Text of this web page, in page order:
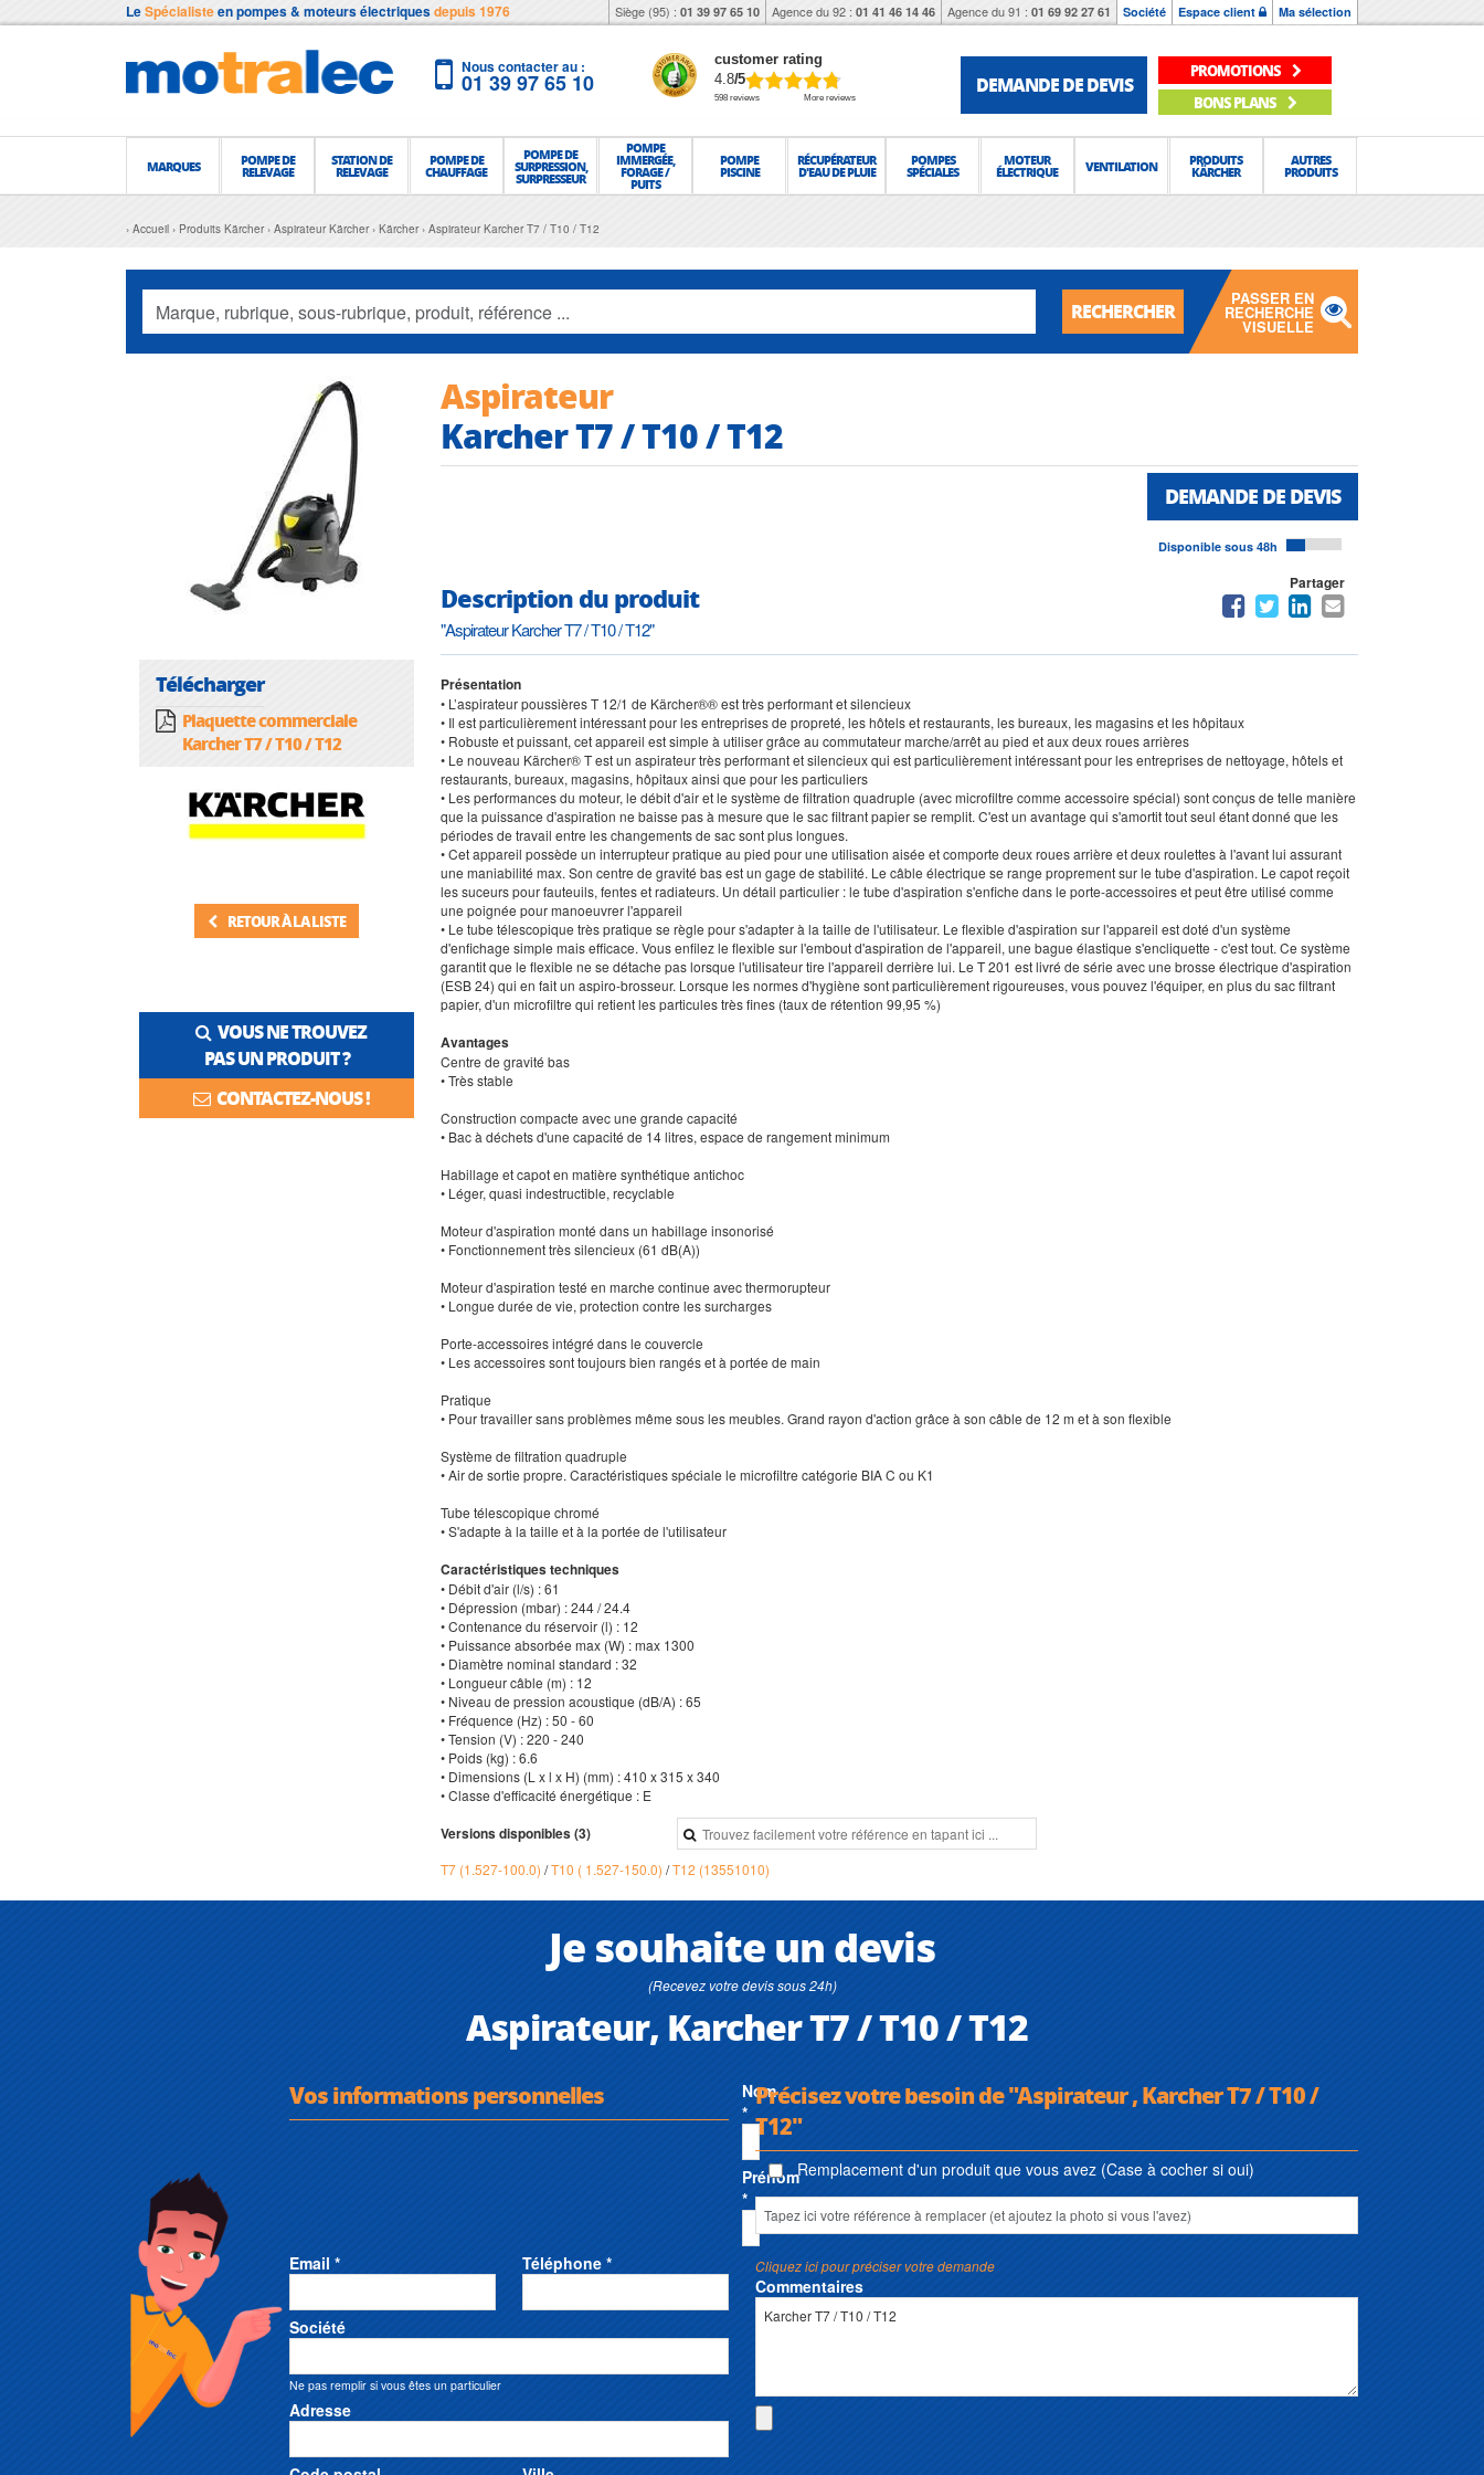
LeSpécialisteen pompes & moteurs électriquesdepuis 1976 Siège (95) : 01 39 97 65 10 Agence du 92 : 01 41 46 14 46 Agence du 91 : 01 69 92 27 61 Société Espace client Ma sélection
Nous contacter au :
01 39 97 65 10
customer rating
4.8/5
598 reviews More reviews
DEMANDE DE DEVIS
PROMOTIONS
BONS PLANS
MARQUES POMPE DE
RELEVAGE
STATION DE
RELEVAGE
POMPE DE
CHAUFFAGE
POMPE DE
SURPRESSION,
SURPRESSEUR
POMPE
IMMERGÉE,
FORAGE /
PUITS
POMPE
PISCINE
RÉCUPÉRATEUR
D'EAU DE PLUIE
POMPES
SPÉCIALES
MOTEUR
ÉLECTRIQUE VENTILATION PRODUITS
KÄRCHER
AUTRES
PRODUITS
Accueil Produits Kärcher Aspirateur Kärcher Kärcher Aspirateur Karcher T7 / T10 / T12
RECHERCHER
PASSER EN
RECHERCHE
VISUELLE
Télécharger
Plaquette commerciale
Karcher T7 / T10 / T12
RETOUR À LA LISTE
VOUS NE TROUVEZ
PAS UN PRODUIT ?
CONTACTEZ-NOUS !
Aspirateur
Karcher T7 / T10 / T12
DEMANDE DE DEVIS
Disponible sous 48h
Description du produit
"Aspirateur Karcher T7 / T10 / T12"
Partager
Présentation
• L’aspirateur poussières T 12/1 de Kärcher®® est très performant et silencieux
• Il est particulièrement intéressant pour les entreprises de propreté, les hôtels et restaurants, les bureaux, les magasins et les hôpitaux
• Robuste et puissant, cet appareil est simple à utiliser grâce au commutateur marche/arrêt au pied et aux deux roues arrières
• Le nouveau Kärcher® T est un aspirateur très performant et silencieux qui est particulièrement intéressant pour les entreprises de nettoyage, hôtels et
restaurants, bureaux, magasins, hôpitaux ainsi que pour les particuliers
• Les performances du moteur, le débit d'air et le système de filtration quadruple (avec microfiltre comme accessoire spécial) sont conçus de telle manière
que la puissance d'aspiration ne baisse pas à mesure que le sac filtrant papier se remplit. C'est un avantage qui s'amortit tout seul étant donné que les
périodes de travail entre les changements de sac sont plus longues.
• Cet appareil possède un interrupteur pratique au pied pour une utilisation aisée et comporte deux roues arrière et deux roulettes à l'avant lui assurant
une maniabilité max. Son centre de gravité bas est un gage de stabilité. Le câble électrique se range proprement sur le tube d'aspiration. Le capot reçoit
les suceurs pour fauteuils, fentes et radiateurs. Un détail particulier : le tube d'aspiration s'enfiche dans le porte-accessoires et peut être utilisé comme
une poignée pour manoeuvrer l'appareil
• Le tube télescopique très pratique se règle pour s'adapter à la taille de l'utilisateur. Le flexible d'aspiration sur l'appareil est doté d'un système
d'enfichage simple mais efficace. Vous enfilez le flexible sur l'embout d'aspiration de l'appareil, une bague élastique s'encliquette - c'est tout. Ce système
garantit que le flexible ne se détache pas lorsque l'utilisateur tire l'appareil derrière lui. Le T 201 est livré de série avec une brosse électrique d'aspiration
(ESB 24) qui en fait un aspiro-brosseur. Lorsque les normes d'hygiène sont particulièrement rigoureuses, vous pouvez l'équiper, en plus du sac filtrant
papier, d'un microfiltre qui retient les particules très fines (taux de rétention 99,95 %)
Avantages
Centre de gravité bas
• Très stable
Construction compacte avec une grande capacité
• Bac à déchets d'une capacité de 14 litres, espace de rangement minimum
Habillage et capot en matière synthétique antichoc
• Léger, quasi indestructible, recyclable
Moteur d'aspiration monté dans un habillage insonorisé
• Fonctionnement très silencieux (61 dB(A))
Moteur d'aspiration testé en marche continue avec thermorupteur
• Longue durée de vie, protection contre les surcharges
Porte-accessoires intégré dans le couvercle
• Les accessoires sont toujours bien rangés et à portée de main
Pratique
• Pour travailler sans problèmes même sous les meubles. Grand rayon d'action grâce à son câble de 12 m et à son flexible
Système de filtration quadruple
• Air de sortie propre. Caractéristiques spéciale le microfiltre catégorie BIA C ou K1
Tube télescopique chromé
• S'adapte à la taille et à la portée de l'utilisateur
Caractéristiques techniques
• Débit d'air (l/s) : 61
• Dépression (mbar) : 244 / 24.4
• Contenance du réservoir (l) : 12
• Puissance absorbée max (W) : max 1300
• Diamètre nominal standard : 32
• Longueur câble (m) : 12
• Niveau de pression acoustique (dB/A) : 65
• Fréquence (Hz) : 50 - 60
• Tension (V) : 220 - 240
• Poids (kg) : 6.6
• Dimensions (L x l x H) (mm) : 410 x 315 x 340
• Classe d'efficacité énergétique : E
Versions disponibles (3)
T7 (1.527-100.0) /T10 ( 1.527-150.0) /T12 (13551010)
Je souhaite un devis
(Recevez votre devis sous 24h)
Aspirateur, Karcher T7 / T10 / T12
Vos informations personnelles
Nom
*
Prénom
*
Email * Téléphone *
Société
Ne pas remplir si vous êtes un particulier
Adresse
Précisez votre besoin de "Aspirateur , Karcher T7 / T10 /
T12"
Remplacement d'un produit que vous avez (Case à cocher si oui)
Cliquez ici pour préciser votre demande
Commentaires